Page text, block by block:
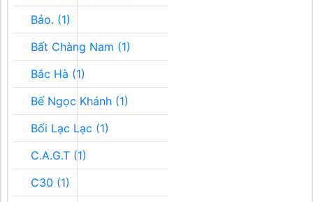
Bảo. (1)
Bất Chàng Nam (1)
Bắc Hà (1)
Bế Ngọc Khánh (1)
Bối Lạc Lạc (1)
C.A.G.T (1)
C30 (1)